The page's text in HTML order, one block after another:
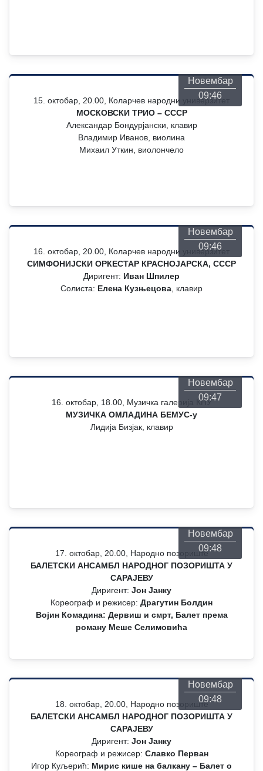
Новембар
09:46
15. октобар, 20.00, Коларчев народни универзитет
МОСКОВСКИ ТРИО – СССР
Александар Бондурјански, клавир
Владимир Иванов, виолина
Михаил Уткин, виолончело
Новембар
09:46
16. октобар, 20.00, Коларчев народни универзитет
СИМФОНИЈСКИ ОРКЕСТАР КРАСНОЈАРСКА, СССР
Диригент: Иван Шпилер
Солиста: Елена Кузњецова , клавир
Новембар
09:47
16. октобар, 18.00, Музичка галерија КНУ
МУЗИЧКА ОМЛАДИНА БЕМУС-у
Лидија Бизјак, клавир
Новембар
09:48
17. октобар, 20.00, Народно позориште
БАЛЕТСКИ АНСАМБЛ НАРОДНОГ ПОЗОРИШТА У
САРАЈЕВУ
Диригент: Јон Јанку
Кореограф и режисер: Драгутин Болдин
Војин Комадина: Дервиш и смрт, Балет према
роману Меше Селимовића
Новембар
09:48
18. октобар, 20.00, Народно позориште
БАЛЕТСКИ АНСАМБЛ НАРОДНОГ ПОЗОРИШТА У
САРАЈЕВУ
Диригент: Јон Јанку
Кореограф и режисер: Славко Перван
Игор Куљерић: Мирис кише на балкану – Балет о